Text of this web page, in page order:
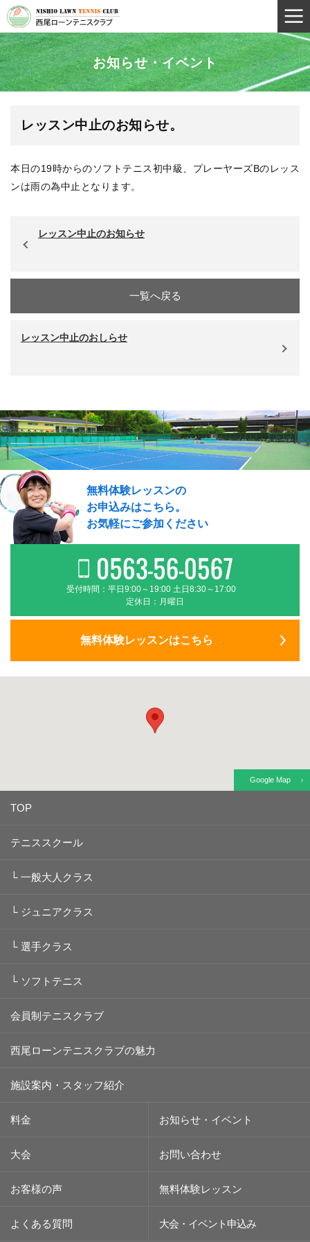
お知らせ・イベント
レッスン中止のお知らせ。
本日の19時からのソフトテニス初中級、プレーヤーズBのレッス
ンは雨の為中止となります。
レッスン中止のお知らせ
一覧へ戻る
レッスン中止のおしらせ
無料体験レッスンの
お申込みはこちら。
お気軽にご参加ください
受付時間：平日9:00～19:00 土日8:30～17:00
定休日：月曜日
無料体験レッスンはこちら
Google Map
TOP
テニススクール
└ 一般大人クラス
└ ジュニアクラス
└ 選手クラス
└ ソフトテニス
会員制テニスクラブ
西尾ローンテニスクラブの魅力
施設案内・スタッフ紹介
料金 お知らせ・イベント
大会 お問い合わせ
お客様の声 無料体験レッスン
よくある質問 大会・イベント 申込み